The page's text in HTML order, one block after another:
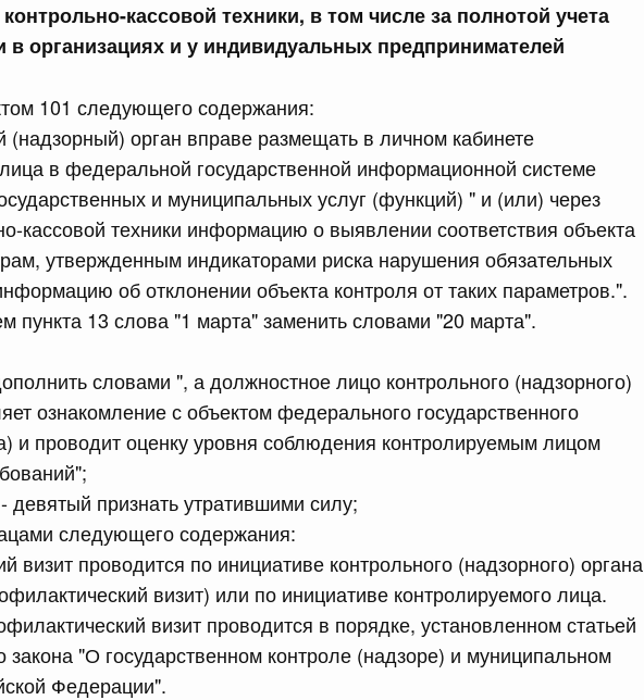
кассовой техники, в том числе за полнотой учета
в организациях и у индивидуальных предпринимателей
101 следующего содержания:
(надзорный) орган вправе размещать в личном кабинете
в федеральной государственной информационной системе
и муниципальных услуг (функций) " и (или) через
кассовой техники информацию о выявлении соответствия объекта
утвержденным индикаторами риска нарушения обязательных
об отклонении объекта контроля от таких параметров.".
пункта 13 слова "1 марта" заменить словами "20 марта".
словами ", а должностное лицо контрольного (надзорного)
ознакомление с объектом федерального государственного
и проводит оценку уровня соблюдения контролируемым лицом
девятый признать утратившими силу;
следующего содержания:
визит проводится по инициативе контрольного (надзорного) органа
визит) или по инициативе контролируемого лица.
визит проводится в порядке, установленном статьей
"О государственном контроле (надзоре) и муниципальном
Федерации".
Федерации от 23.07.2026 г. № 929
Российской Федерации от 24 декабря 2021
июля, среда
Федерации от 22.07.2026 г. № 921
Российской Федерации от 30 ноября 2022
Федерации от 22.07.2026 г. № 924
Российской Федерации от 28 марта 2026 г.
Федерации от 22.07.2026 г. № 925
Российской Федерации
Федерации от 22.07.2026 г. № 922
Российской Федерации в сфере